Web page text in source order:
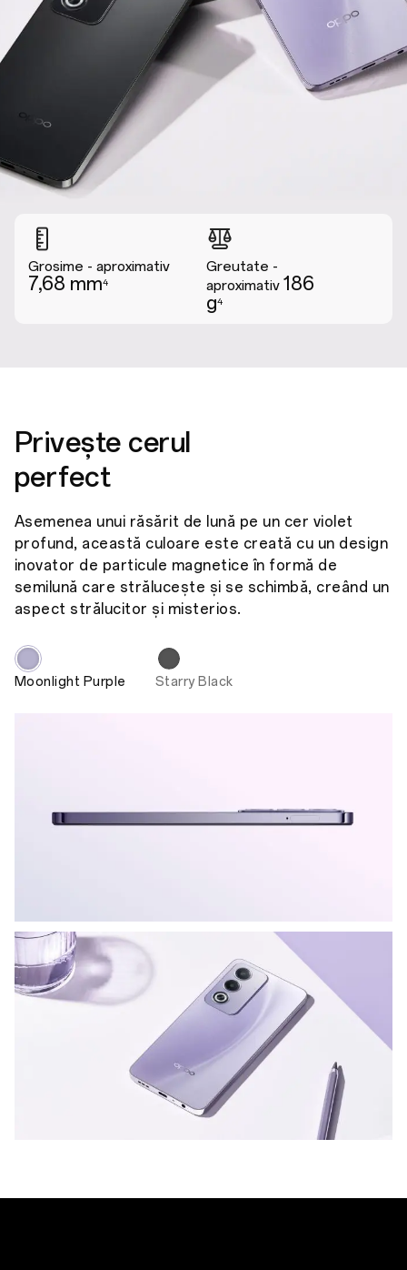
Grosime - aproximativ
7,68 mm4
Greutate -
aproximativ 186
g4
Privește cerul
perfect
Asemenea unui răsărit de lună pe un cer violet
profund, această culoare este creată cu un design
inovator de particule magnetice în formă de
semilună care strălucește și se schimbă, creând un
aspect strălucitor și misterios.
Moonlight Purple Starry Black